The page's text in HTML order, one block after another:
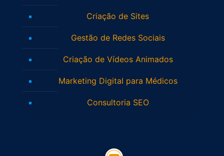
Criação de Sites
Gestão de Redes Sociais
Criação de Vídeos Animados
Marketing Digital para Médicos
Consultoria SEO